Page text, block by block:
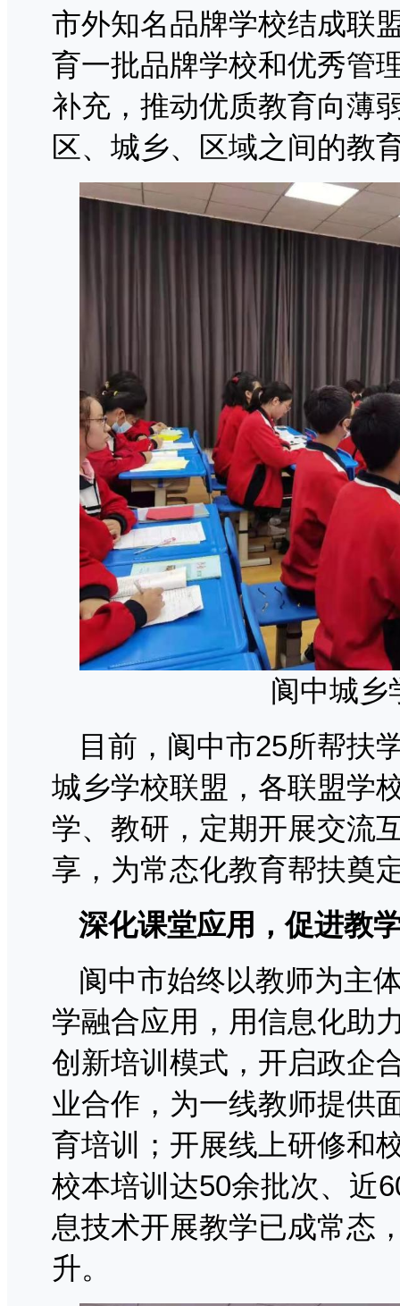
市外知名品牌学校结成联
育一批品牌学校和优秀管
补充，推动优质教育向薄
区、城乡、区域之间的教
阆中城乡
目前，阆中市25所帮扶
城乡学校联盟，各联盟学
学、教研，定期开展交流
享，为常态化教育帮扶奠
深化课堂应用，促进教
阆中市始终以教师为主
学融合应用，用信息化助
创新培训模式，开启政企
业合作，为一线教师提供
育培训；开展线上研修和
校本培训达50余批次、近
息技术开展教学已成常态
升。